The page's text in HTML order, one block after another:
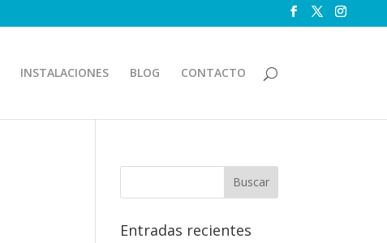
INSTALACIONES BLOG CONTACTO
Entradas recientes